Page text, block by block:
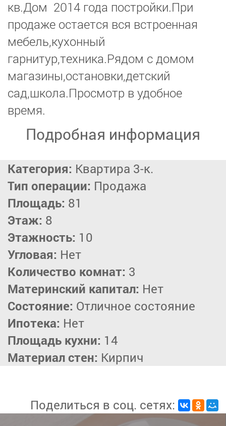
кв.Дом 2014 года постройки.При
продаже остается вся встроенная
мебель,кухонный
гарнитур,техника.Рядом с домом
магазины,остановки,детский
сад,школа.Просмотр в удобное
время.
Подробная информация
Категория: Квартира 3-к.
Тип операции: Продажа
Площадь: 81
Этаж: 8
Этажность: 10
Угловая: Нет
Количество комнат: 3
Материнский капитал: Нет
Состояние: Отличное состояние
Ипотека: Нет
Площадь кухни: 14
Материал стен: Кирпич
Поделиться в соц. сетях: